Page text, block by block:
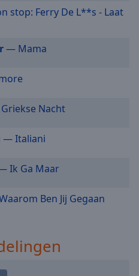
stop: Ferry De L**s - Laat
— Mama
Nacht
— Italiani
Ik Ga Maar
Ben Jij Gegaan